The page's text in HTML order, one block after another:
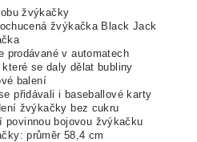
žvýkačky
žvýkačka Black Jack
prodávané v automatech
se daly dělat bubliny
balení
přidávali i baseballové karty
žvýkačky bez cukru
povinnou bojovou žvýkačku
průměr 58,4 cm